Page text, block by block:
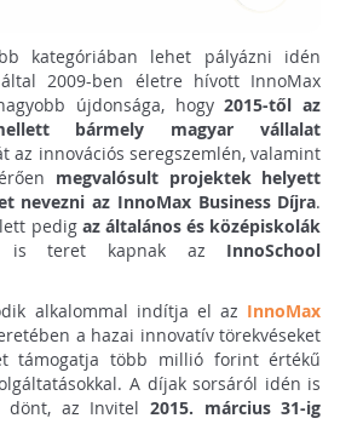
kategóriában lehet pályázni idén
2009-ben életre hívott InnoMax
újdonsága, hogy2015-től az
bármely magyar vállalat
az innovációs seregszemlén, valamint
megvalósult projektek helyett
nevezni az InnoMax Business Díjra.
pedigaz általános és középiskolák
is teret kapnak az InnoSchool
alkalommal indítja el az InnoMax
a hazai innovatív törekvéseket
támogatja több millió forint értékű
A díjak sorsáról idén is
dönt, az Invitel 2015. március 31-ig